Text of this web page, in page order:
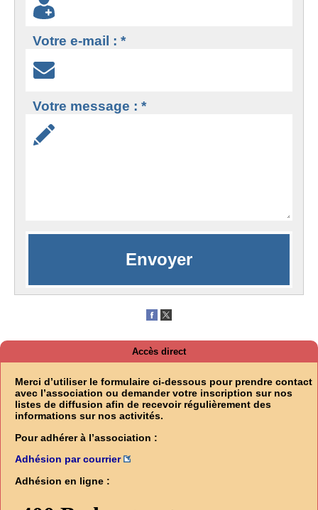
Votre e-mail : *
Votre message : *
Accès direct
Merci d’utiliser le formulaire ci-dessous pour prendre contact
avec l’association ou demander votre inscription sur nos
listes de diffusion afin de recevoir régulièrement des
informations sur nos activités.
Pour adhérer à l’association :
Adhésion par courrier
Adhésion en ligne :